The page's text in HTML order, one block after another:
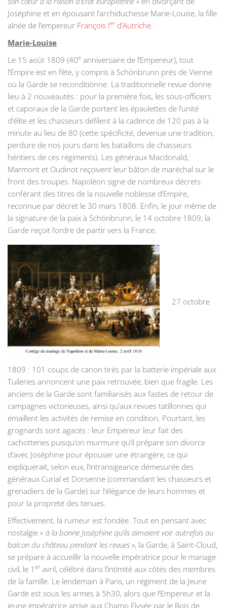
Joséphine et en épousant l’archiduchesse Marie-Louise, la fille
aînée de l’empereur François Ier d’Autriche.
Marie-Louise
Le 15 août 1809 (40e anniversaire de l’Empereur), tout
l’Empire est en fête, y compris à Schönbrunn près de Vienne
où la Garde se reconditionne. La traditionnelle revue donne
lieu à 2 nouveautés : pour la première fois, les sous-officiers
et caporaux de la Garde portent les épaulettes de l’unité
d’élite et les chasseurs défilent à la cadence de 120 pas à la
minute au lieu de 80 (cette spécificité, devenue une tradition,
perdure de nos jours dans les bataillons de chasseurs
héritiers de ces régiments). Les généraux Macdonald,
Marmont et Oudinot reçoivent leur bâton de maréchal sur le
front des troupes. Napoléon signe de nombreux décrets
conférant des titres de la nouvelle noblesse d’Empire,
reconnue par décret le 30 mars 1808. Enfin, le jour même de
la signature de la paix à Schönbrunn, le 14 octobre 1809, la
Garde reçoit l’ordre de partir vers la France.
27 octobre
1809 : 101 coups de canon tirés par la batterie impériale aux
Tuileries annoncent une paix retrouvée, bien que fragile. Les
anciens de la Garde sont familiarisés aux fastes de retour de
campagnes victorieuses, ainsi qu’aux revues tatillonnes qui
émaillent les activités de remise en condition. Pourtant, les
grognards sont agacés : leur Empereur leur fait des
cachotteries puisqu’on murmure qu’il prépare son divorce
d’avec Joséphine pour épouser une étrangère, ce qui
expliquerait, selon eux, l’intransigeance démesurée des
généraux Curial et Dorsenne (commandant les chasseurs et
grenadiers de la Garde) sur l’élégance de leurs hommes et
pour la propreté des tenues.
Effectivement, la rumeur est fondée. Tout en pensant avec
nostalgie « à la bonne Joséphine qu’ils aimaient voir autrefois au
balcon du château pendant les revues », la Garde, à Saint-Cloud,
se prépare à accueillir la nouvelle impératrice pour le mariage
civil, le 1 er avril, célébré dans l’intimité aux côtés des membres
de la famille. Le lendemain à Paris, un régiment de la Jeune
Garde est sous les armes à 5h30, alors que l’Empereur et la
jeune impératrice arrive aux Champ Elysée par le Bois de